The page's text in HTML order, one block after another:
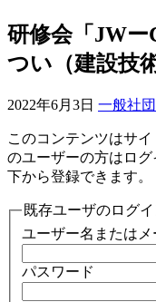
研修会「JWー
つい（建設技
2022年6月3日 一般社
このコンテンツはサ
のユーザーの方はロ
下から登録できます。
既存ユーザのログ
ユーザー名またはメ
パスワード